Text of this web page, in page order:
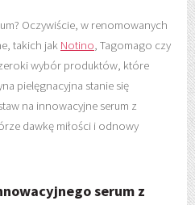
Oczywiście, w renomowanych
takich jak Notino, Tagomago czy
wybór produktów, które
pielęgnacyjna stanie się
na innowacyjne serum z
dawkę miłości i odnowy
serum z